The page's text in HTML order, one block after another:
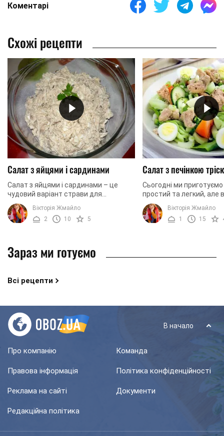
Коментарі
Схожі рецепти
Салат з яйцями і сардинами
Салат з яйцями і сардинами – це
чудовий варіант страви для
буденного столу, для святкових
посиденьок і навіть для вилазок на
природу. Салат ...
Вікторія Жмайло
2
10 5
Салат з печінкою
Сьогодні ми
простий та легкий, але
смачнючий та
печінкою тріски та
створення ...
Вікторія Жмайло
1
15
Зараз ми готуємо
Всі рецепти
В начало
Про компанію Команда
Правова інформація Політика конфіденційності
Реклама на сайті Документи
Редакційна політика